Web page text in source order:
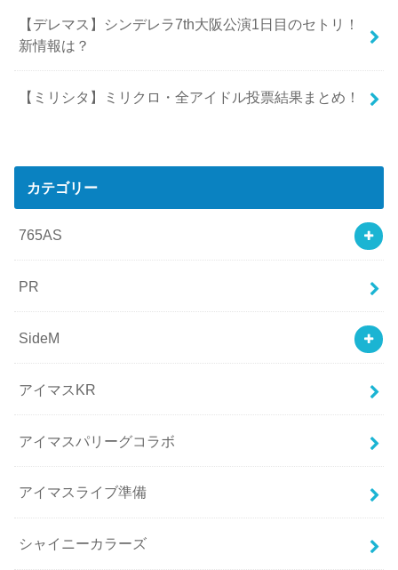
【デレマス】シンデレラ7th大阪公演1日目のセトリ！
新情報は？
【ミリシタ】ミリクロ・全アイドル投票結果まとめ！
カテゴリー
765AS
PR
SideM
アイマスKR
アイマスパリーグコラボ
アイマスライブ準備
シャイニーカラーズ